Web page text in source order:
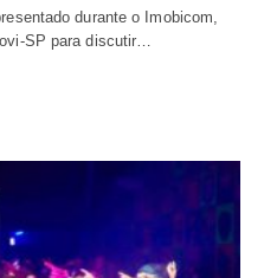
durante o Imobicom,
SP para discutir…